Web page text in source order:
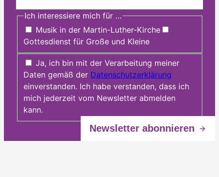
Ich interessiere mich für …
Musik in der Martin-Luther-Kirche
Gottesdienst für Große und Kleine
Ja, ich bin mit der Verarbeitung meiner
Daten gemäß der Datenschutzerklärung
einverstanden. Ich habe verstanden, dass ich
mich jederzeit vom Newsletter abmelden
kann.